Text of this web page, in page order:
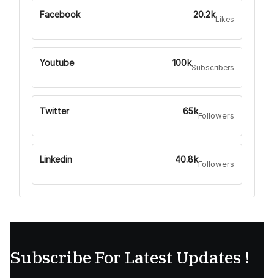
Facebook 20.2kLikes
Youtube 100kSubscribers
Twitter 65kFollowers
Linkedin 40.8kFollowers
Subscribe For Latest Updates !